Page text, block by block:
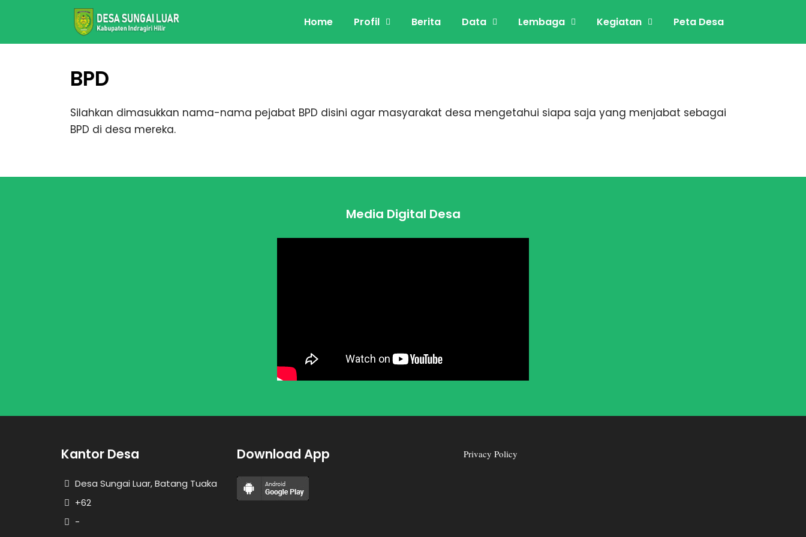
Home Profil Berita Data Lembaga Kegiatan Peta Desa
BPD
Silahkan dimasukkan nama-nama pejabat BPD disini agar masyarakat desa mengetahui siapa saja yang menjabat sebagai
BPD di desa mereka.
Media Digital Desa
Kantor Desa
Desa Sungai Luar, Batang Tuaka
+62
-
Download App Privacy Policy